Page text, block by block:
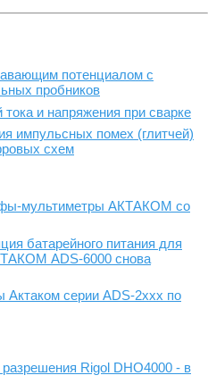
потенциалом с
пробников
и напряжения при сварке
импульсных помех (глитчей)
схем
мультиметры АКТАКОМ со
батарейного питания для
ADS-6000 снова
серии ADS-2xxx по
Rigol DHO4000 - в